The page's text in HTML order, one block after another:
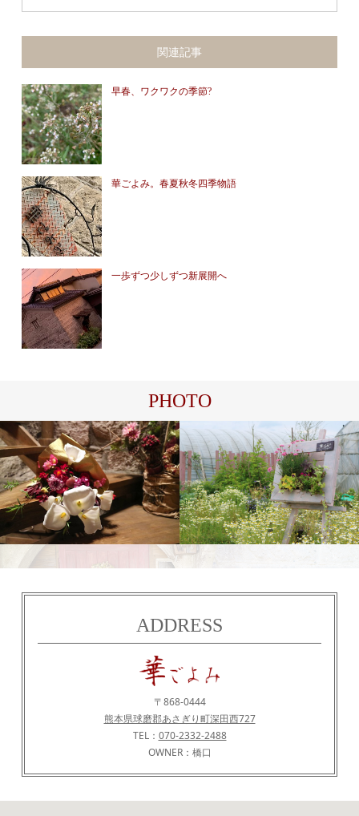
関連記事
早春、ワクワクの季節?
華ごよみ。春夏秋冬四季物語
一歩ずつ少しずつ新展開へ
PHOTO
花 農園
ADDRESS
〒868-0444
熊本県球磨郡あさぎり町深田西727
TEL： 070-2332-2488
OWNER：橋口